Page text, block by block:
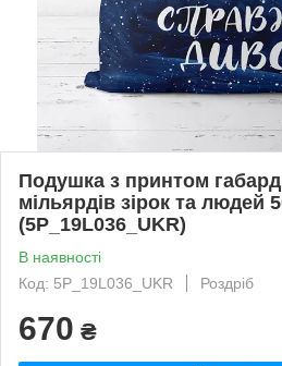
Подушка з принтом
мільярдів зірок та людей
(5P_19L036_UKR)
В наявності
Код: 5P_19L036_UKR
Роздріб
670 ₴